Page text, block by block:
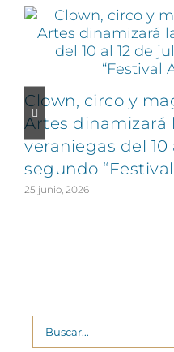
Clown, circo y
Artes dinamizará
veraniegas del 10
segundo
25 junio, 2026
Buscar: